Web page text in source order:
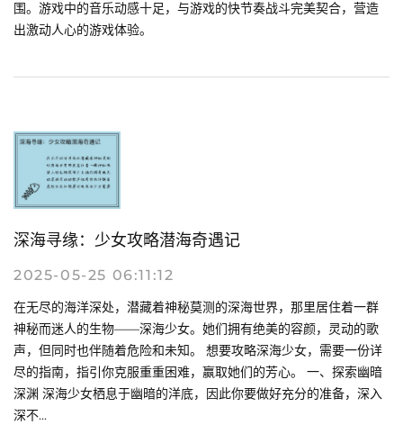
围。游戏中的音乐动感十足，与游戏的快节奏战斗完美契合，营造
出激动人心的游戏体验。
深海寻缘：少女攻略潜海奇遇记
2025-05-25 06:11:12
在无尽的海洋深处，潜藏着神秘莫测的深海世界，那里居住着一群
神秘而迷人的生物——深海少女。她们拥有绝美的容颜，灵动的歌
声，但同时也伴随着危险和未知。 想要攻略深海少女，需要一份详
尽的指南，指引你克服重重困难，赢取她们的芳心。 一、探索幽暗
深渊 深海少女栖息于幽暗的洋底，因此你要做好充分的准备，深入
深不...